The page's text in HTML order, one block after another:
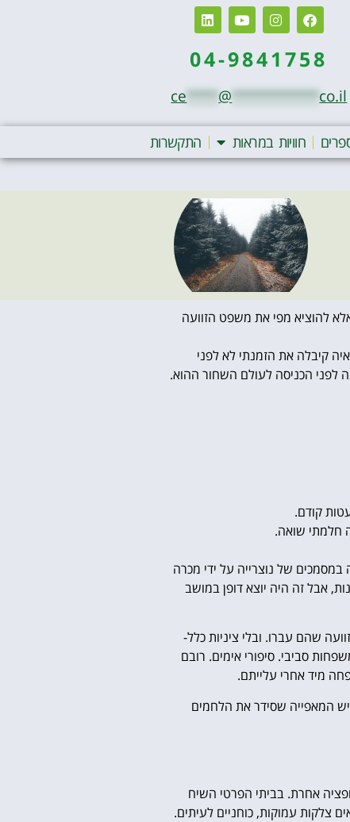
04-9841758
ce **** @ *********** co.il
חוויות במראות התקשרות
להוציא מפי את משפט הזוועה
קיבלה את הזמנתי לא לפני
מה לפני הכניסה לעולם השחור ההוא.
קודם.
חלמתי שואה.
של נוצרייה על ידי מכרה
אבל זה היה יוצא דופן במושב
שהם עברו. ובלי ציניות כלל-
סביבי. סיפורי אימים. רובם
מיד אחרי עלייתם.
המאפייה שסידר את הלחמים
אחרת. בביתי הפרטי השיח
צלקות עמוקות, כוחניים לעיתים.